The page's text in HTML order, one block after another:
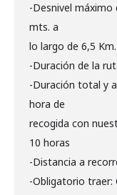
-Desnivel máximo
mts. a
lo largo de 6,5 Km.
-Duración de la
-Duración total y
hora de
recogida con
10 horas
-Distancia a
-Obligatorio traer: